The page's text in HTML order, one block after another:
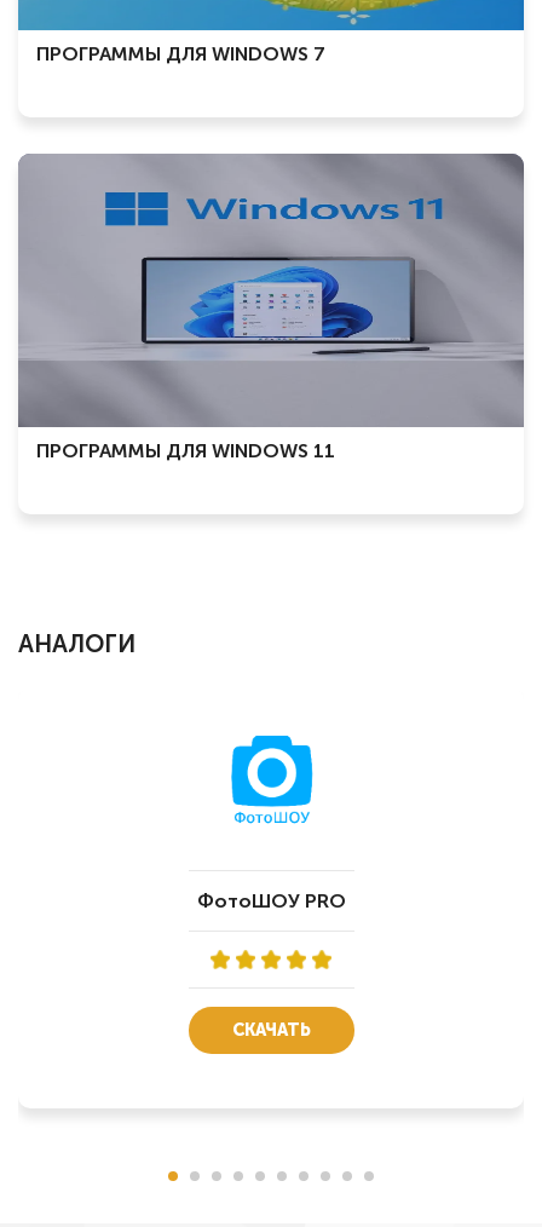
ПРОГРАММЫ ДЛЯ WINDOWS 7
ПРОГРАММЫ ДЛЯ WINDOWS 11
АНАЛОГИ
ФотоШОУ PRO
СКАЧАТЬ